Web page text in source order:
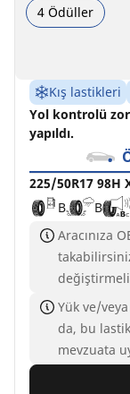
4 Ödüller
Kış lastikleri
Yol kontrolü
yapıldı.
225/50R17 98H
B
B
Aracınıza
Yük ve/
da, bu
mevzuata